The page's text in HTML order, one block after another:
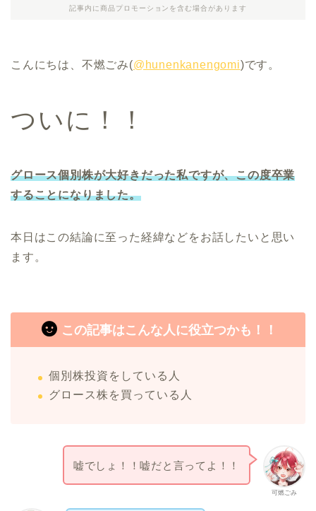
記事内に商品プロモーションを含む場合があります
こんにちは、不燃ごみ(@hunenkanengomi)です。
ついに！！
グロース個別株が大好きだった私ですが、この度卒業
することになりました。
本日はこの結論に至った経緯などをお話したいと思い
ます。
この記事はこんな人に役立つかも！！
個別株投資をしている人
グロース株を買っている人
可燃ごみ
嘘でしょ！！嘘だと言ってよ！！